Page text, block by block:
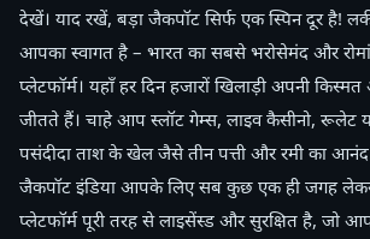
देखें। याद रखें, बड़ा जैकपॉट सिर्फ एक स्पिन दूर है!
आपका स्वागत है – भारत का सबसे भरोसेमंद और
प्लेटफॉर्म। यहाँ हर दिन हजारों खिलाड़ी अपनी
जीतते हैं। चाहे आप स्लॉट गेम्स, लाइव कैसीनो, रूलेट
पसंदीदा ताश के खेल जैसे तीन पत्ती और रमी का
जैकपॉट इंडिया आपके लिए सब कुछ एक ही जगह लेकर
प्लेटफॉर्म पूरी तरह से लाइसेंस्ड और सुरक्षित है, जो